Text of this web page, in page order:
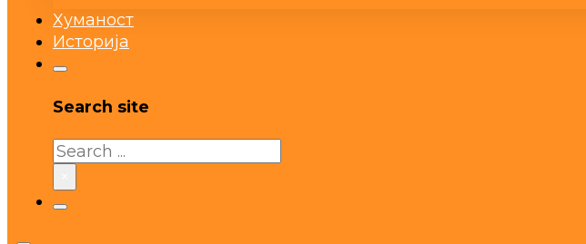
Хуманост
Историја
Search site
Search